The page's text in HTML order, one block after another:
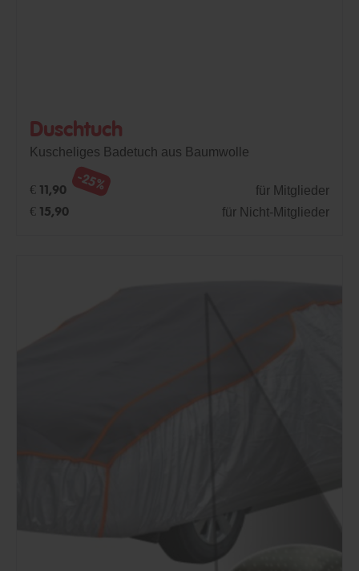
Duschtuch
Kuscheliges Badetuch aus Baumwolle
€ 11,90 -25% für Mitglieder
€ 15,90 für Nicht-Mitglieder